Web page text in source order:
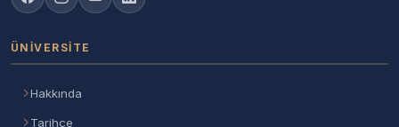
ÜNIVERSITE
Hakkında
Tarihçe